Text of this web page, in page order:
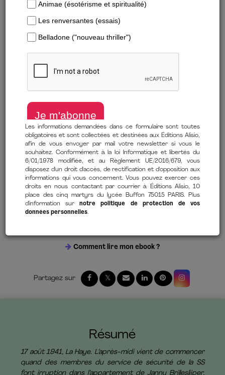
Télécharger un extrait
D'Amsterdam à Auschwitz, l’odyssée de deux soeurs résistantes
juives
deRoxane van Iperen
Comment lire mon ebook ?
Résumé
17 août 1941, La Haye. L’après-midi vient de commencer
quand des membres du service de sécurité de la SS
font irruption dans l’appartement de Janny Brilleslijper,
Les informations demandées dans ce formulaire sont toutes
obligatoires et sont collectées et destinées aux Éditions Alisio,
afin de vous envoyer par mail votre newsletter si vous le
souhaitez. Conformément à la loi Informatique et libertés du
6/01/1978 modifiée, et au Règlement UE/2016/679, vous
disposez d'un droit d'accès, de rectification et d'opposition aux
informations qui vous concernent. Vous pouvez exercer ces
droits en nous contactant par courrier à Éditions Alisio, 10
place des cinq martyrs du lycée Buffon 75015 PARIS. Plus
d'information surnotre politique de protection de vos
données personnelles.